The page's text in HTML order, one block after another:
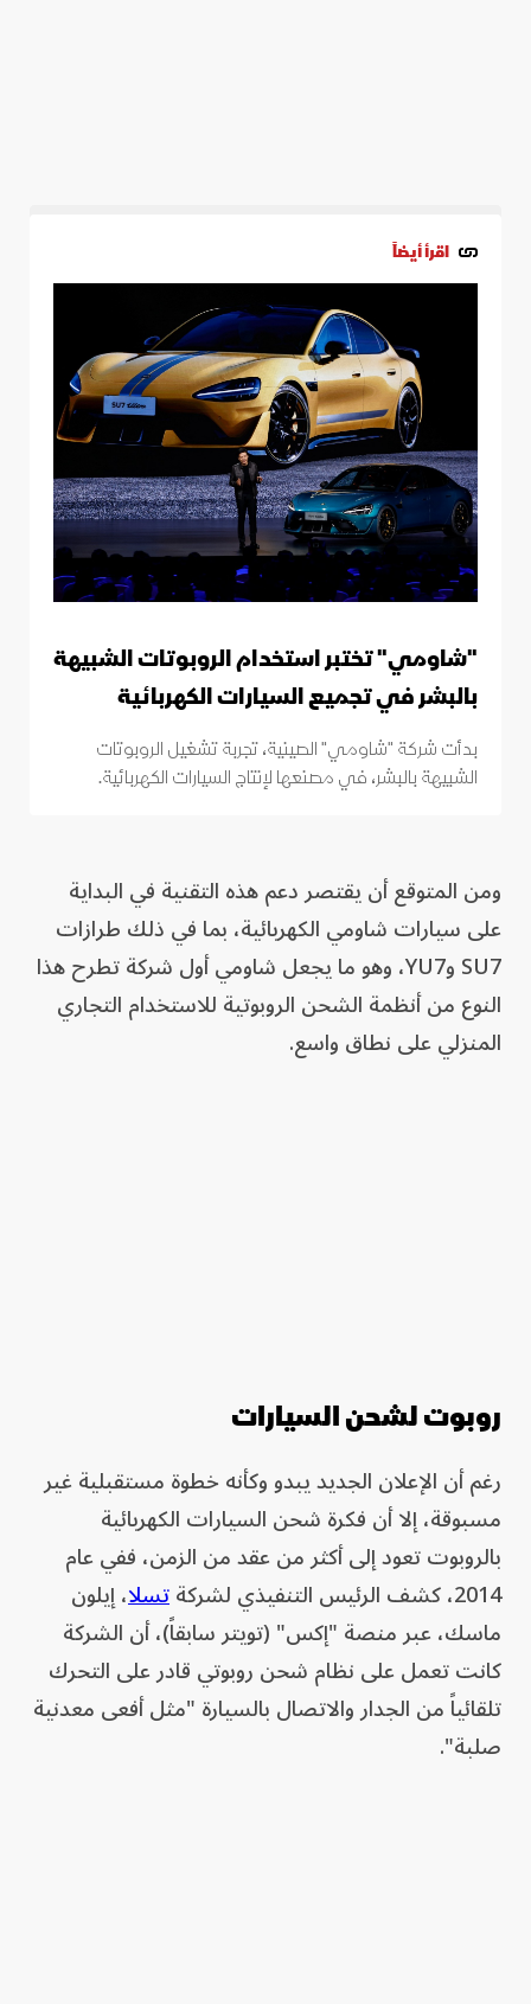
اقرأ أيضاً
"شاومي" تختبر استخدام الروبوتات الشبيهة
بالبشر في تجميع السيارات الكهربائية
بدأت شركة "شاومي" الصينية، تجربة تشغيل الروبوتات
الشبيهة بالبشر، في مصنعها لإنتاج السيارات الكهربائية.
ومن المتوقع أن يقتصر دعم هذه التقنية في البداية
على سيارات شاومي الكهربائية، بما في ذلك طرازات
SU7 وYU7، وهو ما يجعل شاومي أول شركة تطرح هذا
النوع من أنظمة الشحن الروبوتية للاستخدام التجاري
المنزلي على نطاق واسع.
روبوت لشحن السيارات
رغم أن الإعلان الجديد يبدو وكأنه خطوة مستقبلية غير
مسبوقة، إلا أن فكرة شحن السيارات الكهربائية
بالروبوت تعود إلى أكثر من عقد من الزمن، ففي عام
2014، كشف الرئيس التنفيذي لشركة
تسلا، إيلون
ماسك، عبر منصة "إكس" (تويتر سابقاً)، أن الشركة
كانت تعمل على نظام شحن روبوتي قادر على التحرك
تلقائياً من الجدار والاتصال بالسيارة "مثل أفعى معدنية
صلبة".